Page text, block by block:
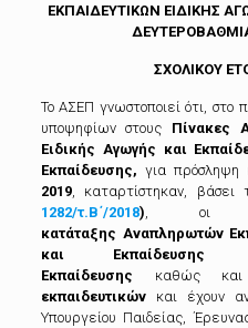
ΕΚΠΑΙΔΕΥΤΙΚΩΝ ΕΙΔΙΚΗΣ
ΣΧΟΛΙΚΟΥ
Το ΑΣΕΠ γνωστοποιεί ότι, στο
υποψηφίων στους Πίνακες
Ειδικής Αγωγής και
Εκπαίδευσης, για πρόσληψη
2019, καταρτίστηκαν, βάσει
1282/τ.Β΄/2018),
κατάταξης Αναπληρωτών
και Εκπαίδευσης
Εκπαίδευσης καθώς
εκπαιδευτικώνκαι έχουν
Υπουργείου Παιδείας,